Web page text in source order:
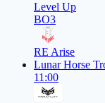
Level Up
BO3
RE Arise
Lunar Horse
11:00